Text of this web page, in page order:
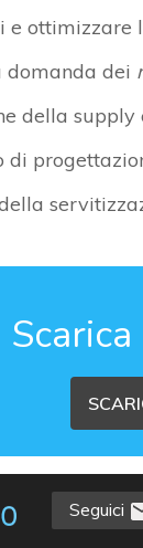
e
domanda dei
della supply
di
Seguici